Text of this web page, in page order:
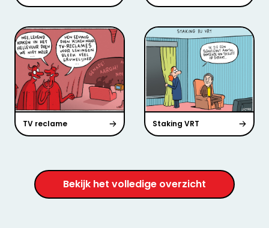
TV reclame Staking VRT
Bekijk het volledige overzicht